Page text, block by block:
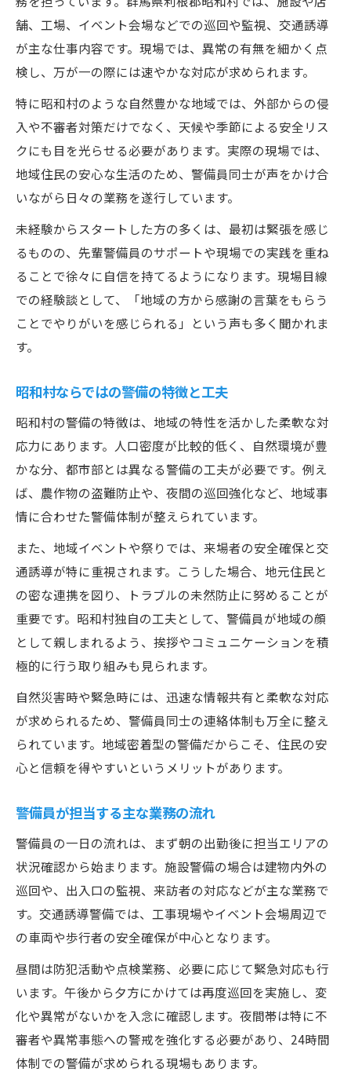
舗、工場、イベント会場などでの巡回や監視、交通誘導
が主な仕事内容です。現場では、異常の有無を細かく点
検し、万が一の際には速やかな対応が求められます。
特に昭和村のような自然豊かな地域では、外部からの侵
入や不審者対策だけでなく、天候や季節による安全リス
クにも目を光らせる必要があります。実際の現場では、
地域住民の安心な生活のため、警備員同士が声をかけ合
いながら日々の業務を遂行しています。
未経験からスタートした方の多くは、最初は緊張を感じ
るものの、先輩警備員のサポートや現場での実践を重ね
ることで徐々に自信を持てるようになります。現場目線
での経験談として、「地域の方から感謝の言葉をもらう
ことでやりがいを感じられる」という声も多く聞かれま
す。
昭和村ならではの警備の特徴と工夫
昭和村の警備の特徴は、地域の特性を活かした柔軟な対
応力にあります。人口密度が比較的低く、自然環境が豊
かな分、都市部とは異なる警備の工夫が必要です。例え
ば、農作物の盗難防止や、夜間の巡回強化など、地域事
情に合わせた警備体制が整えられています。
また、地域イベントや祭りでは、来場者の安全確保と交
通誘導が特に重視されます。こうした場合、地元住民と
の密な連携を図り、トラブルの未然防止に努めることが
重要です。昭和村独自の工夫として、警備員が地域の顔
として親しまれるよう、挨拶やコミュニケーションを積
極的に行う取り組みも見られます。
自然災害時や緊急時には、迅速な情報共有と柔軟な対応
が求められるため、警備員同士の連絡体制も万全に整え
られています。地域密着型の警備だからこそ、住民の安
心と信頼を得やすいというメリットがあります。
警備員が担当する主な業務の流れ
警備員の一日の流れは、まず朝の出勤後に担当エリアの
状況確認から始まります。施設警備の場合は建物内外の
巡回や、出入口の監視、来訪者の対応などが主な業務で
す。交通誘導警備では、工事現場やイベント会場周辺で
の車両や歩行者の安全確保が中心となります。
昼間は防犯活動や点検業務、必要に応じて緊急対応も行
います。午後から夕方にかけては再度巡回を実施し、変
化や異常がないかを入念に確認します。夜間帯は特に不
審者や異常事態への警戒を強化する必要があり、24時間
体制での警備が求められる現場もあります。